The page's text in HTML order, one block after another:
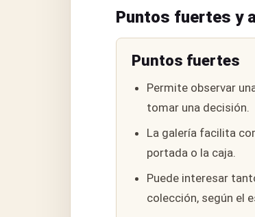
Puntos fuertes y
Puntos fuertes
Permite observar
tomar una decisión.
La galería facilita
portada o la caja.
Puede interesar
colección, según el